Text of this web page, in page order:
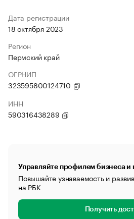
Дата регистрации
18 октября 2023
Регион
Пермский край
ОГРНИП
323595800124710
ИНН
590316438289
Управляйте профилем бизнеса и
Повышайте узнаваемость и
на РБК
Получить